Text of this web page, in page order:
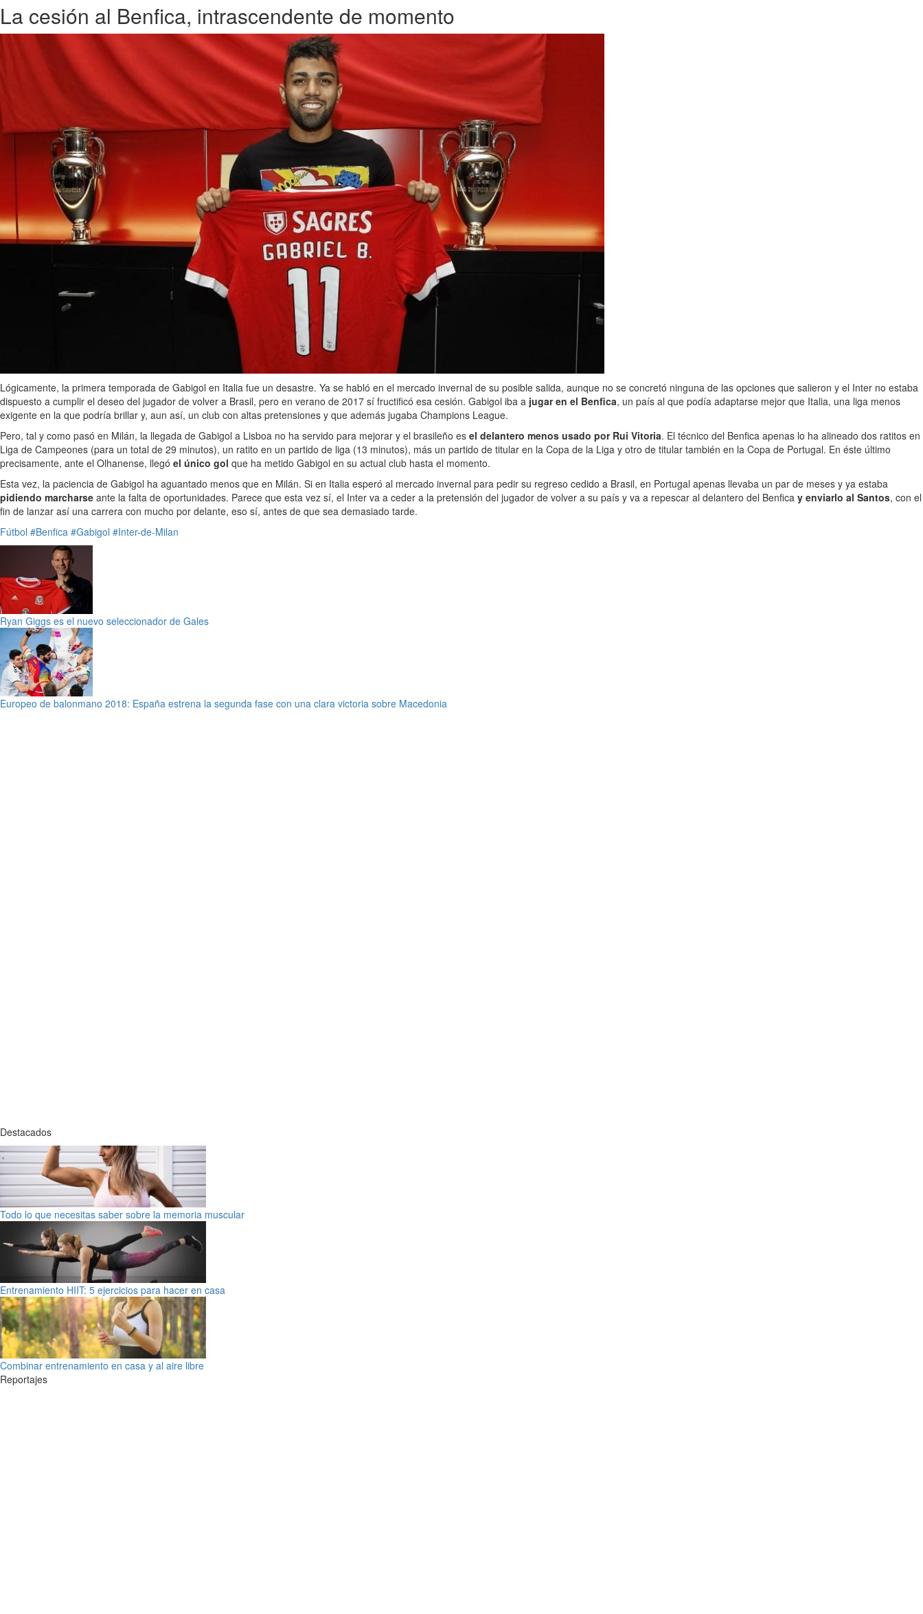
La cesión al Benfica, intrascendente de momento
Lógicamente, la primera temporada de Gabigol en Italia fue un desastre. Ya se habló en el mercado invernal de su posible salida, aunque no se concretó ninguna de las opciones que salieron y el Inter no estaba
dispuesto a cumplir el deseo del jugador de volver a Brasil, pero en verano de 2017 sí fructificó esa cesión. Gabigol iba a jugar en el Benfica, un país al que podía adaptarse mejor que Italia, una liga menos
exigente en la que podría brillar y, aun así, un club con altas pretensiones y que además jugaba Champions League.
Pero, tal y como pasó en Milán, la llegada de Gabigol a Lisboa no ha servido para mejorar y el brasileño es el delantero menos usado por Rui Vitoria. El técnico del Benfica apenas lo ha alineado dos ratitos en
Liga de Campeones (para un total de 29 minutos), un ratito en un partido de liga (13 minutos), más un partido de titular en la Copa de la Liga y otro de titular también en la Copa de Portugal. En éste último
precisamente, ante el Olhanense, llegó el único gol que ha metido Gabigol en su actual club hasta el momento.
Esta vez, la paciencia de Gabigol ha aguantado menos que en Milán. Si en Italia esperó al mercado invernal para pedir su regreso cedido a Brasil, en Portugal apenas llevaba un par de meses y ya estaba
pidiendo marcharse ante la falta de oportunidades. Parece que esta vez sí, el Inter va a ceder a la pretensión del jugador de volver a su país y va a repescar al delantero del Benfica y enviarlo al Santos, con el
fin de lanzar así una carrera con mucho por delante, eso sí, antes de que sea demasiado tarde.
Fútbol #Benfica #Gabigol #Inter-de-Milan
Ryan Giggs es el nuevo seleccionador de Gales
Europeo de balonmano 2018: España estrena la segunda fase con una clara victoria sobre Macedonia
Destacados
Todo lo que necesitas saber sobre la memoria muscular
Entrenamiento HIIT: 5 ejercicios para hacer en casa
Combinar entrenamiento en casa y al aire libre
Reportajes